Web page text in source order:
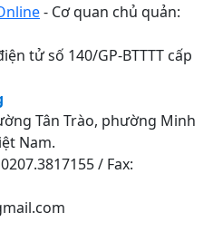
- Cơ quan chủ quản:
tử số 140/GP-BTTTT cấp
Tân Trào, phường Minh
Nam.
/ Fax: